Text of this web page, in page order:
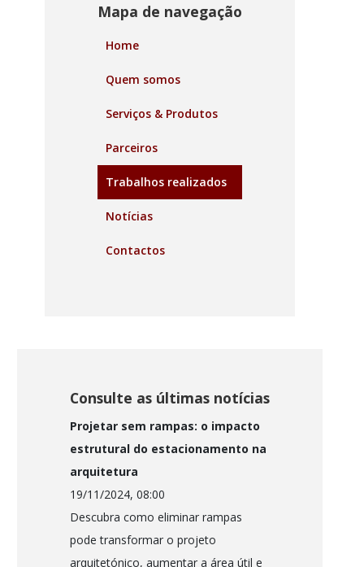
Mapa de navegação
Home
Quem somos
Serviços & Produtos
Parceiros
Trabalhos realizados
Notícias
Contactos
Consulte as últimas notícias
Projetar sem rampas: o impacto
estrutural do estacionamento na
arquitetura
19/11/2024, 08:00
Descubra como eliminar rampas
pode transformar o projeto
arquitetónico, aumentar a área útil e